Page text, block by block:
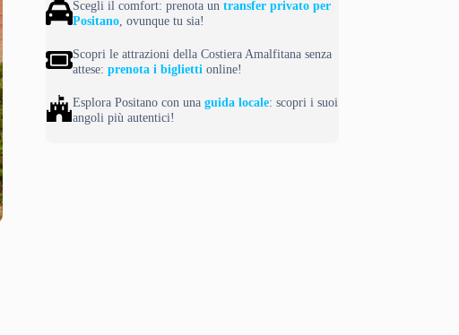
Scegli il comfort: prenota untransfer privato per
Positano, ovunque tu sia!
Scopri le attrazioni della Costiera Amalfitana senza
attese:prenota i biglietti online!
Esplora Positano con unaguida locale: scopri i suoi
angoli più autentici!